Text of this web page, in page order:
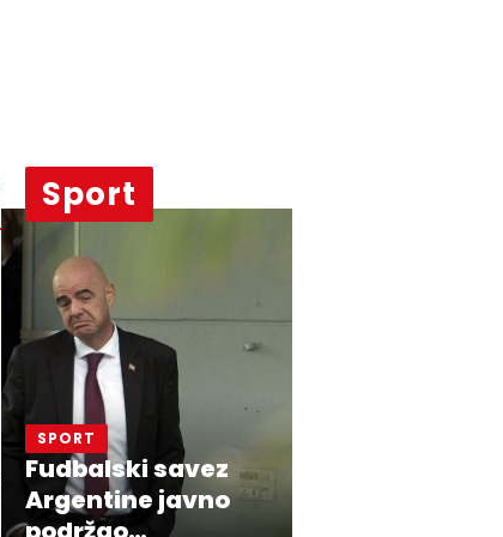
Sport
SPORT
Fudbalski savez
Argentine javno